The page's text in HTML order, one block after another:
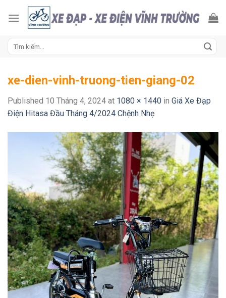
xe-dien-vinh-truong-tien-giang-02
Published 10 Tháng 4, 2024 at 1080 × 1440 in Giá Xe Đạp
Điện Hitasa Đầu Tháng 4/2024 Chệnh Nhẹ